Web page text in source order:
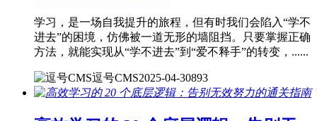
学习，是一场自我提升的旅程，但有时我们会陷入“学不
进去”的困境，仿佛被一道无形的墙阻挡。只要掌握正确
方法，就能实现从“学不进去”到“爱不释手”的转变，......
逗号CMS2025-04-30893